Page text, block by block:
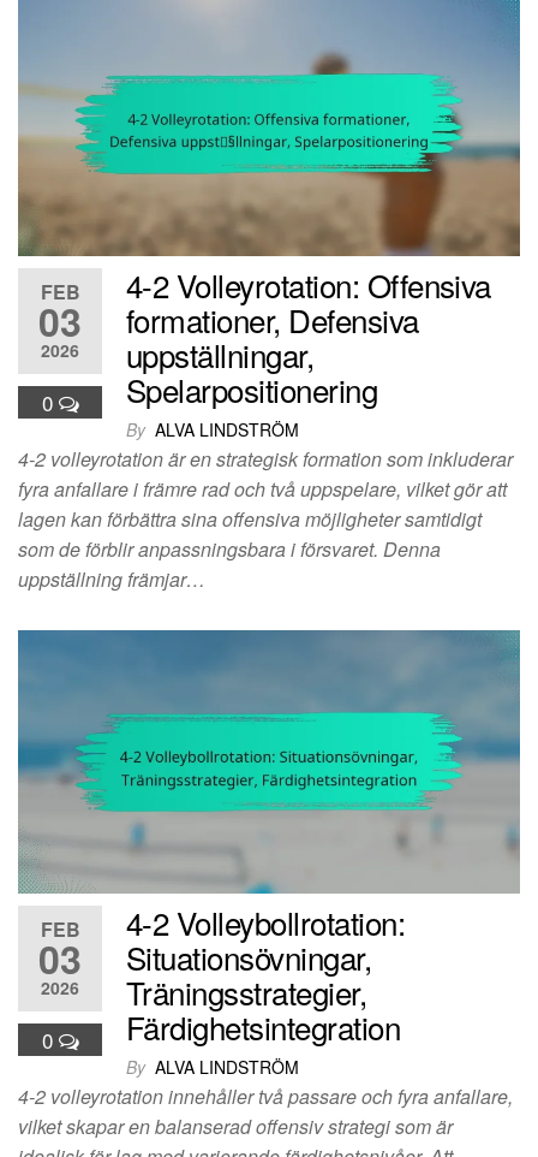
FEB
03
2026
0
4-2 Volleyrotation: Offensiva
formationer, Defensiva
uppställningar,
Spelarpositionering
By ALVA LINDSTRÖM
4-2 volleyrotation är en strategisk formation som inkluderar
fyra anfallare i främre rad och två uppspelare, vilket gör att
lagen kan förbättra sina offensiva möjligheter samtidigt
som de förblir anpassningsbara i försvaret. Denna
uppställning främjar…
FEB
03
2026
0
4-2 Volleybollrotation:
Situationsövningar,
Träningsstrategier,
Färdighetsintegration
By ALVA LINDSTRÖM
4-2 volleyrotation innehåller två passare och fyra anfallare,
vilket skapar en balanserad offensiv strategi som är